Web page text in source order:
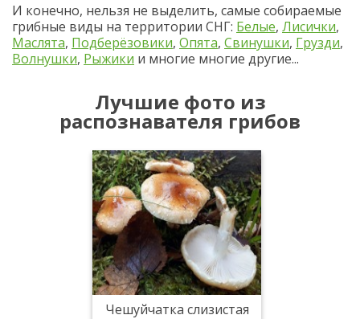
И конечно, нельзя не выделить, самые собираемые
грибные виды на территории СНГ: Белые, Лисички,
Маслята, Подберёзовики, Опята, Свинушки, Грузди,
Волнушки, Рыжики и многие многие другие...
Лучшие фото из
распознавателя грибов
Чешуйчатка слизистая